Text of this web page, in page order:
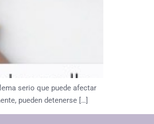
serio que puede afectar
pueden detenerse […]